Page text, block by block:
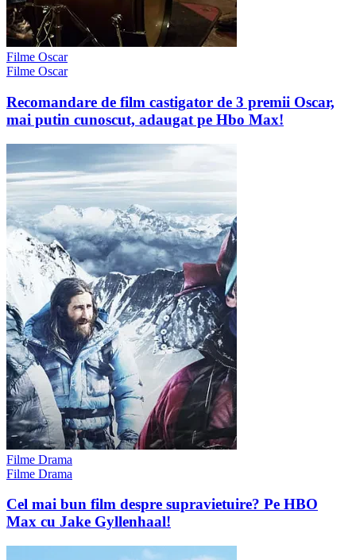
Filme Oscar
Filme Oscar
Recomandare de film castigator de 3 premii Oscar,
mai putin cunoscut, adaugat pe Hbo Max!
Filme Drama
Filme Drama
Cel mai bun film despre supravietuire? Pe HBO
Max cu Jake Gyllenhaal!